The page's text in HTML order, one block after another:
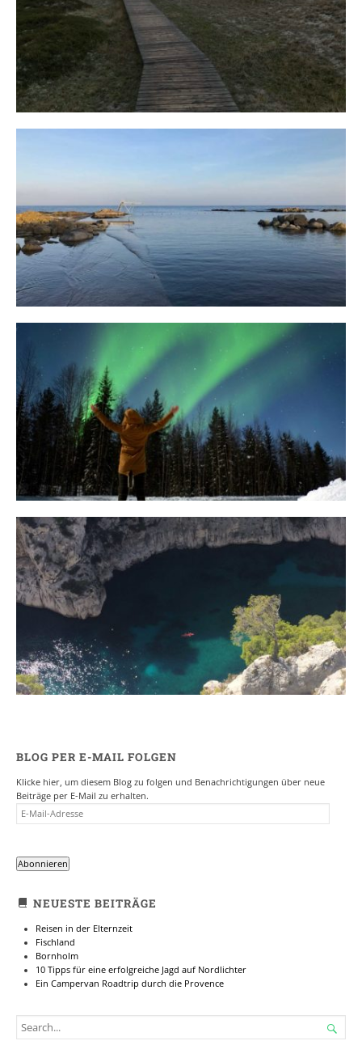
Fischland
12. FEBRUAR 2019
Bornholm
29. OKTOBER 2018
10 Tipps für eine erfolgreiche Jagd
auf Nordlichter
31. JANUAR 2018
Ein Campervan Roadtrip durch die
BLOG PER E-MAIL FOLGEN
Klicke hier, um diesem Blog zu folgen und Benachrichtigungen über neue
Beiträge per E-Mail zu erhalten.
E-
MAIL-
Abonnieren
NEUESTE BEITRÄGE
Reisen in der Elternzeit
Fischland
Bornholm
10 Tipps für eine erfolgreiche Jagd auf Nordlichter
Ein Campervan Roadtrip durch die Provence
SEARCH
FOR...
